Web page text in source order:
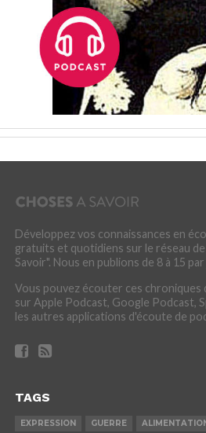
Développez vos connaissances en
gratuits et quotidiens sur le réseau
Savoir". Nous en publions de 8 à 15
Vous pouvez écouter ces chroniques
sur Apple Podcast, Google Podcast,
les autres applications d'écoute de
TAGS
EXPRESSION GUERRE